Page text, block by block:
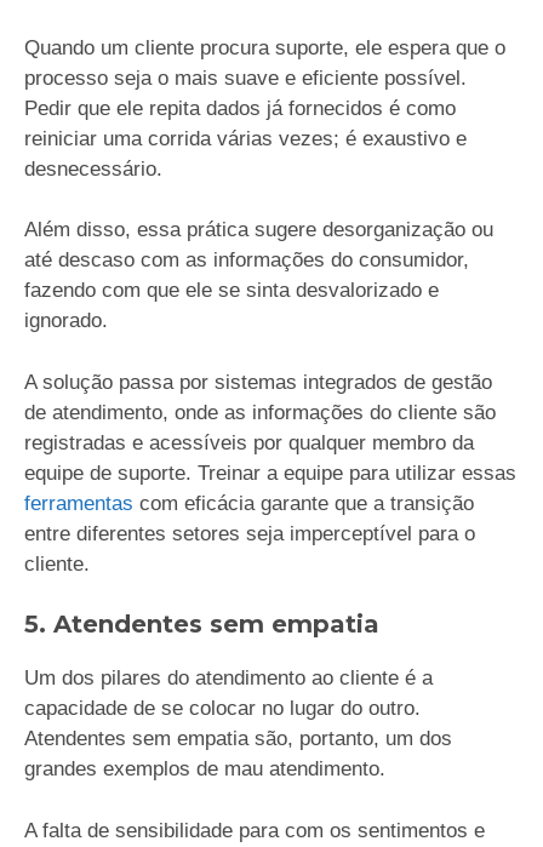
Quando um cliente procura suporte, ele espera que o
processo seja o mais suave e eficiente possível.
Pedir que ele repita dados já fornecidos é como
reiniciar uma corrida várias vezes; é exaustivo e
desnecessário.
Além disso, essa prática sugere desorganização ou
até descaso com as informações do consumidor,
fazendo com que ele se sinta desvalorizado e
ignorado.
A solução passa por sistemas integrados de gestão
de atendimento, onde as informações do cliente são
registradas e acessíveis por qualquer membro da
equipe de suporte. Treinar a equipe para utilizar essas
ferramentas com eficácia garante que a transição
entre diferentes setores seja imperceptível para o
cliente.
5. Atendentes sem empatia
Um dos pilares do atendimento ao cliente é a
capacidade de se colocar no lugar do outro.
Atendentes sem empatia são, portanto, um dos
grandes exemplos de mau atendimento.
A falta de sensibilidade para com os sentimentos e